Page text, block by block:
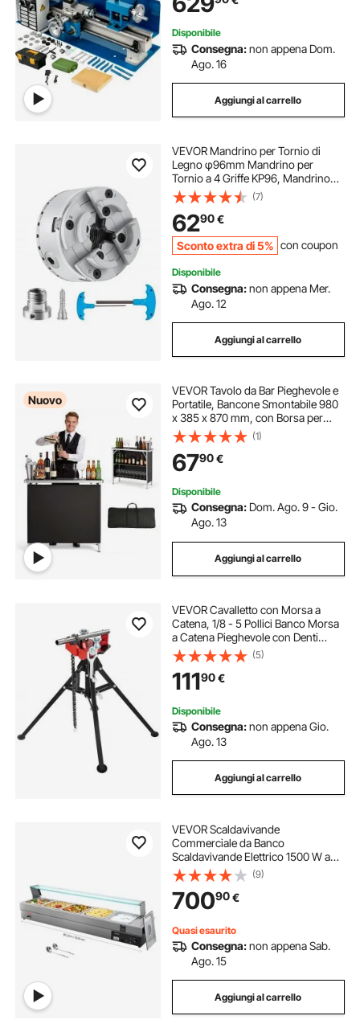
Filettatura
Disponibile
Consegna:non appena Dom.
Ago. 16
Aggiungi al carrello
VEVOR Mandrino per Tornio di
Legno φ96mm Mandrino per
Tornio a 4 Griffe KP96, Mandrino
per Tornitura di Legno, Utensile
Autocentrante con Chiave a T per
Tornio Rettifica Fresatura, Mandrino
per Tornio
(7)
6290€
Sconto extra di 5% con coupon
Disponibile
Consegna:non appena Mer.
Ago. 12
Aggiungi al carrello
Nuovo
VEVOR Tavolo da Bar Pieghevole e
Portatile, Bancone Smontabile 980
x 385 x 870 mm, con Borsa per
Trasporto, Ripiano Portaoggetti e
Tela Rimovibile, Postazione Bar per
Mercatini Eventi Feste e Fiere
(1)
6790€
Disponibile
Consegna: Dom. Ago. 9 - Gio.
Ago. 13
Aggiungi al carrello
VEVOR Cavalletto con Morsa a
Catena, 1/8 - 5 Pollici Banco Morsa
a Catena Pieghevole con Denti
Temprati, Morsa per Tubi a Catena
con Supporti in Gomma per
Riparazioni di Bricolage e
Domestico TP-425
(5)
11190€
Disponibile
Consegna:non appena Gio.
Ago. 13
Aggiungi al carrello
VEVOR Scaldavivande
Commerciale da Banco
Scaldavivande Elettrico 1500 W a
Vapore con 5 Contenitori in Acciaio
Inox Temperatura Regolabile tra 30
e 80 °C per Catering, Buffet Feste
(9)
70090€
Quasi esaurito
Consegna:non appena Sab.
Ago. 15
Aggiungi al carrello